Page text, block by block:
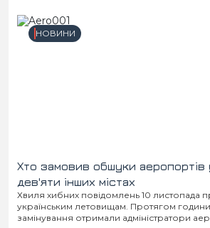
НОВИНИ
Хто замовив обшуки аеропортів
дев'яти інших містах
Хвиля хибних повідомлень 10 листопада
українським летовищам. Протягом
замінування отримали адміністратори